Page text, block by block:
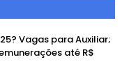
Vagas para Auxiliar;
até R$